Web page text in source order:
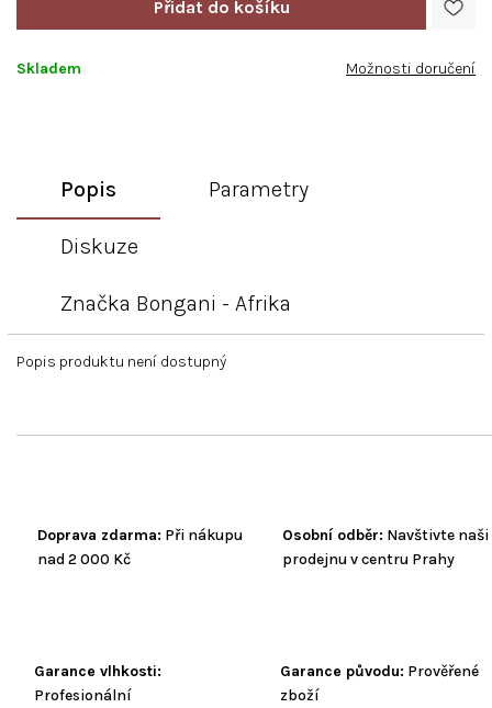
Skladem Možnosti doručení
Doprava zdarma: Při nákupu
nad 2 000 Kč
Osobní odběr: Navštivte naši
prodejnu v centru Prahy
Garance vlhkosti:
Profesionální
Garance původu: Prověřené
zboží
Popis Parametry
Diskuze
Značka Bongani - Afrika
Popis produktu není dostupný